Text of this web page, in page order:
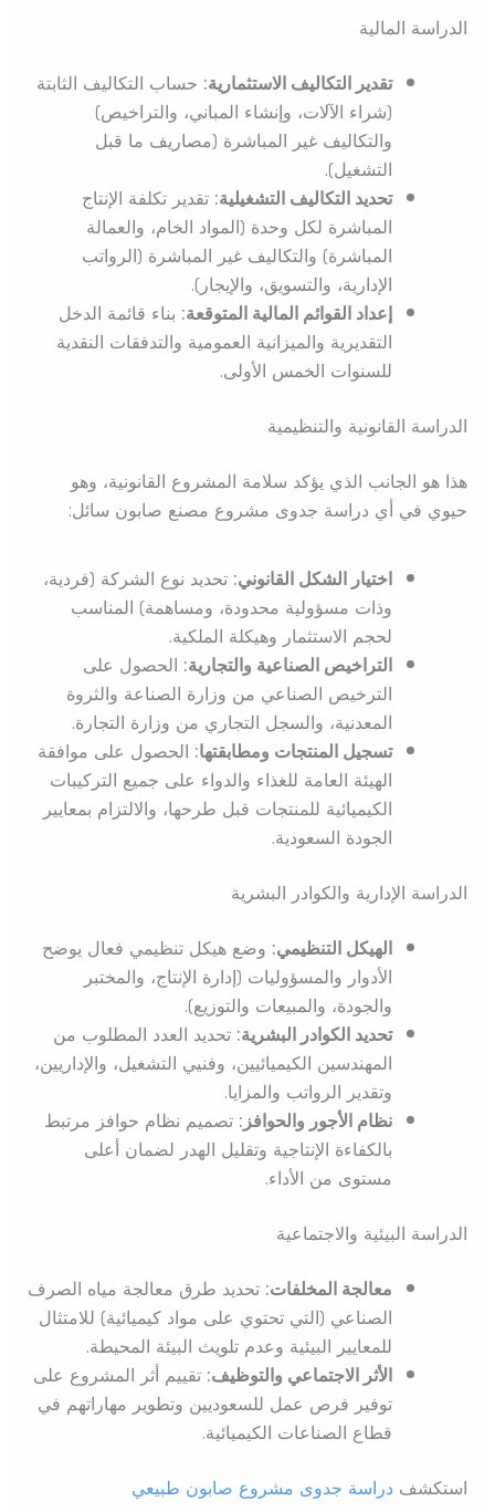
الدراسة المالية
تقدير التكاليف الاستثمارية:حساب التكاليف الثابتة
(شراء الآلات، وإنشاء المباني، والتراخيص)
والتكاليف غير المباشرة (مصاريف ما قبل
التشغيل).
تحديد التكاليف التشغيلية:تقدير تكلفة الإنتاج
المباشرة لكل وحدة (المواد الخام، والعمالة
المباشرة) والتكاليف غير المباشرة (الرواتب
الإدارية، والتسويق، والإيجار).
إعداد القوائم المالية المتوقعة:بناء قائمة الدخل
التقديرية والميزانية العمومية والتدفقات النقدية
للسنوات الخمس الأولى.
الدراسة القانونية والتنظيمية
هذا هو الجانب الذي يؤكد سلامة المشروع القانونية، وهو
حيوي في أي دراسة جدوى مشروع مصنع صابون سائل:
اختيار الشكل القانوني:تحديد نوع الشركة (فردية،
وذات مسؤولية محدودة، ومساهمة) المناسب
لحجم الاستثمار وهيكلة الملكية.
التراخيص الصناعية والتجارية:الحصول على
الترخيص الصناعي من وزارة الصناعة والثروة
المعدنية، والسجل التجاري من وزارة التجارة.
تسجيل المنتجات ومطابقتها:الحصول على موافقة
الهيئة العامة للغذاء والدواء على جميع التركيبات
الكيميائية للمنتجات قبل طرحها، والالتزام بمعايير
الجودة السعودية.
الدراسة الإدارية والكوادر البشرية
الهيكل التنظيمي:وضع هيكل تنظيمي فعال يوضح
الأدوار والمسؤوليات (إدارة الإنتاج، والمختبر
والجودة، والمبيعات والتوزيع).
تحديد الكوادر البشرية:تحديد العدد المطلوب من
المهندسين الكيميائيين، وفنيي التشغيل، والإداريين،
وتقدير الرواتب والمزايا.
نظام الأجور والحوافز:تصميم نظام حوافز مرتبط
بالكفاءة الإنتاجية وتقليل الهدر لضمان أعلى
مستوى من الأداء.
الدراسة البيئية والاجتماعية
معالجة المخلفات:تحديد طرق معالجة مياه الصرف
الصناعي (التي تحتوي على مواد كيميائية) للامتثال
للمعايير البيئية وعدم تلويث البيئة المحيطة.
الأثر الاجتماعي والتوظيف:تقييم أثر المشروع على
توفير فرص عمل للسعوديين وتطوير مهاراتهم في
قطاع الصناعات الكيميائية.
استكشف دراسة جدوى مشروع صابون طبيعي